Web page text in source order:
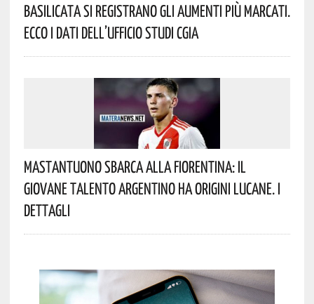
Basilicata Si Registrano Gli Aumenti Più Marcati.
Ecco I Dati Dell’Ufficio Studi CGIA
Mastantuono Sbarca Alla Fiorentina: Il
Giovane Talento Argentino Ha Origini Lucane. I
Dettagli